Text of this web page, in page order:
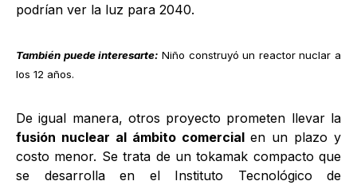
podrían ver la luz para 2040.
También puede interesarte: Niño construyó un reactor nuclar a
los 12 años.
De igual manera, otros proyecto prometen llevar la
fusión nuclear al ámbito comercialen un plazo y
costo menor. Se trata de un tokamak compacto que
se desarrolla en el Instituto Tecnológico de